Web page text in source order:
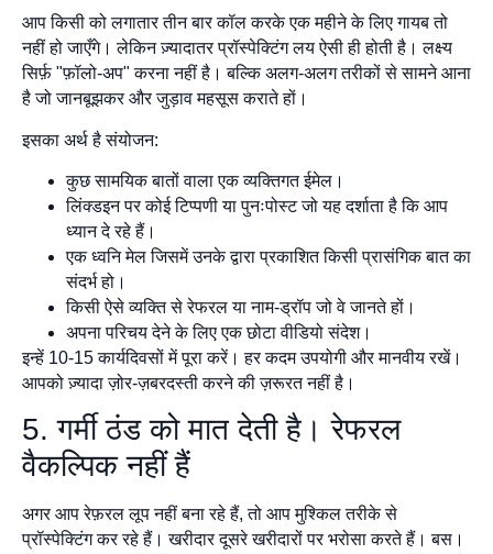
आप किसी को लगातार तीन बार कॉल करके एक महीने के लिए गायब तो
नहीं हो जाएँगे। लेकिन ज़्यादातर प्रॉस्पेक्टिंग लय ऐसी ही होती है। लक्ष्य
सिर्फ़ "फ़ॉलो-अप" करना नहीं है। बल्कि अलग-अलग तरीकों से सामने आना
है जो जानबूझकर और जुड़ाव महसूस कराते हों।
इसका अर्थ है संयोजन:
कुछ सामयिक बातों वाला एक व्यक्तिगत ईमेल।
लिंक्डइन पर कोई टिप्पणी या पुनःपोस्ट जो यह दर्शाता है कि आप
ध्यान दे रहे हैं।
एक ध्वनि मेल जिसमें उनके द्वारा प्रकाशित किसी प्रासंगिक बात का
संदर्भ हो।
किसी ऐसे व्यक्ति से रेफरल या नाम-ड्रॉप जो वे जानते हों।
अपना परिचय देने के लिए एक छोटा वीडियो संदेश।
इन्हें 10-15 कार्यदिवसों में पूरा करें। हर कदम उपयोगी और मानवीय रखें।
आपको ज़्यादा ज़ोर-ज़बरदस्ती करने की ज़रूरत नहीं है।
5. गर्मी ठंड को मात देती है। रेफरल
वैकल्पिक नहीं हैं
अगर आप रेफ़रल लूप नहीं बना रहे हैं, तो आप मुश्किल तरीके से
प्रॉस्पेक्टिंग कर रहे हैं। खरीदार दूसरे खरीदारों पर भरोसा करते हैं। बस।